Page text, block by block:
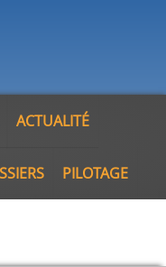
ACTUALITÉ
PILOTAGE